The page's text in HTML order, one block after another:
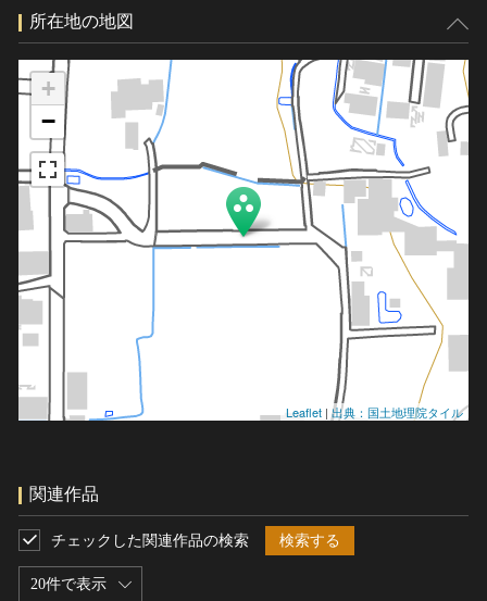
所在地の地図
+
−
Leaflet | 出典：国土地理院タイル
関連作品
20件で表示
チェックした関連作品の検索 検索する